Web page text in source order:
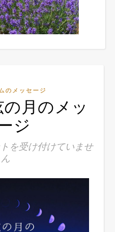
のメッセージ
月のメッ
ジ
を受け付けていませ
ん